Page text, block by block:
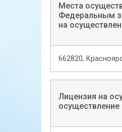
Места
Федеральным
на
662820,
Лицензия на
осуществление